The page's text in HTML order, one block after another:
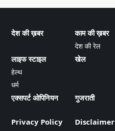
देश की ख़बर काम की ख़बर
देश की रेल
लाइफ स्टाइल
हेल्थ
धर्म
खेल
एक्सपर्ट ओपिनियन गुजराती
Privacy Policy
Disclaimer